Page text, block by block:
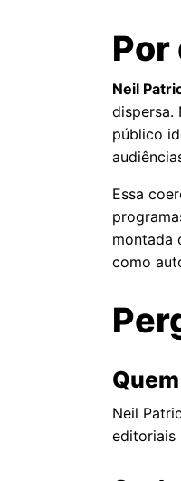
Neil
dispersa.
público
Essa
montada
como
Neil
editoriais